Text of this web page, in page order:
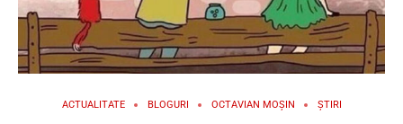
ACTUALITATE BLOGURI OCTAVIAN MOȘIN ȘTIRI